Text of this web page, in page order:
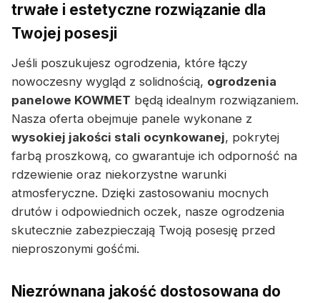
trwałe i estetyczne rozwiązanie dla
Twojej posesji
Jeśli poszukujesz ogrodzenia, które łączy
nowoczesny wygląd z solidnością, ogrodzenia
panelowe KOWMET będą idealnym rozwiązaniem.
Nasza oferta obejmuje panele wykonane z
wysokiej jakości stali ocynkowanej, pokrytej
farbą proszkową, co gwarantuje ich odporność na
rdzewienie oraz niekorzystne warunki
atmosferyczne. Dzięki zastosowaniu mocnych
drutów i odpowiednich oczek, nasze ogrodzenia
skutecznie zabezpieczają Twoją posesję przed
nieproszonymi gośćmi.
Niezrównana jakość dostosowana do